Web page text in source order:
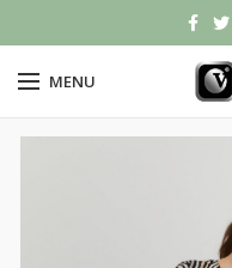
MENU